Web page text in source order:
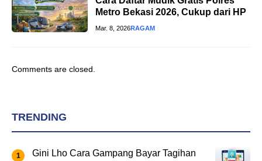
Metro Bekasi 2026, Cukup dari HP
Mar. 8, 2026RAGAM
Comments are closed.
TRENDING
Gini Lho Cara Gampang Bayar Tagihan